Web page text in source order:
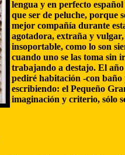
lengua y en perfecto
que ser de peluche, porque
mejor compañía durante
agotadora, extraña y
insoportable, como lo son
cuando uno se las toma sin
trabajando a destajo. El
pediré habitación -con
escribiendo: el Pequeño
imaginación y criterio, sólo